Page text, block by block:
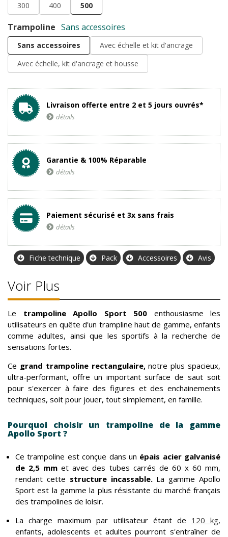
300 400 500
Trampoline Sans accessoires
Sans accessoires
Avec échelle et kit d'ancrage
Avec échelle, kit d'ancrage et housse
Livraison offerte entre 2 et 5 jours ouvrés*
détails
Garantie & 100% Réparable
détails
Paiement sécurisé et 3x sans frais
détails
Fiche technique Pack Accessoires Avis
Voir Plus
Le trampoline Apollo Sport 500 enthousiasme les
utilisateurs en quête d'un trampline haut de gamme, enfants
comme adultes, ainsi que les sportifs à la recherche de
sensations fortes.
Ce grand trampoline rectangulaire,notre plus spacieux,
ultra-performant, offre un important surface de saut soit
pour s'exercer à faire des figures et des enchainements
techniques, soit pour jouer, tout simplement, en famille.
Pourquoi choisir un trampoline de la gamme
Apollo Sport ?
Ce trampoline est conçue dans un épais acier galvanisé
de 2,5 mm et avec des tubes carrés de 60 x 60 mm,
rendant cette structure incassable. La gamme Apollo
Sport est la gamme la plus résistante du marché français
des trampolines de loisir.
La charge maximum par utilisateur étant de 120 kg,
enfants, adolescents et adultes pourront s'entraîner de